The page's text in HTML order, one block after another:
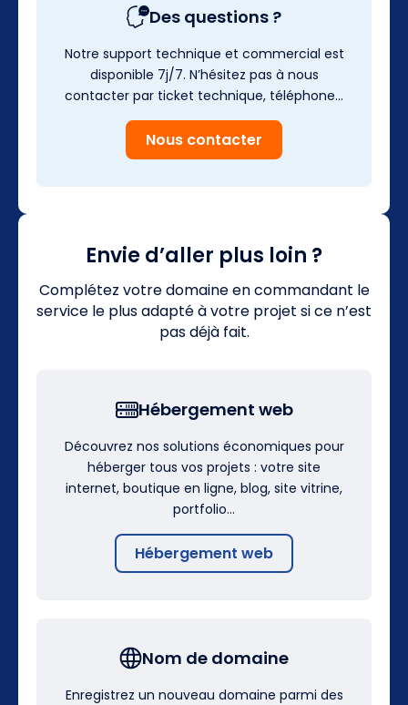
Des questions ?
Notre support technique et commercial est
disponible 7j/7. N’hésitez pas à nous
contacter par ticket technique, téléphone…
Nous contacter
Envie d’aller plus loin ?
Complétez votre domaine en commandant le
service le plus adapté à votre projet si ce n’est
pas déjà fait.
Hébergement web
Découvrez nos solutions économiques pour
héberger tous vos projets : votre site
internet, boutique en ligne, blog, site vitrine,
portfolio…
Hébergement web
Nom de domaine
Enregistrez un nouveau domaine parmi des